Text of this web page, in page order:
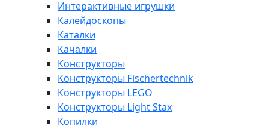
Интерактивные игрушки
Калейдоскопы
Каталки
Качалки
Конструкторы
Конструкторы Fisсhertechnik
Конструкторы LEGO
Конструкторы Light Stax
Копилки